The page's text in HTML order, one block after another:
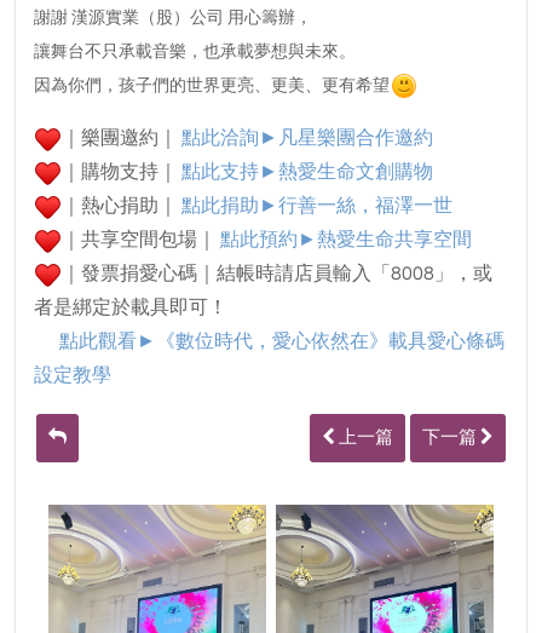
謝謝 漢源實業（股）公司 用心籌辦，
讓舞台不只承載音樂，也承載夢想與未來。
因為你們，孩子們的世界更亮、更美、更有希望
｜樂團邀約｜點此洽詢►凡星樂團合作邀約
｜購物支持｜
點此支持►熱愛生命文創購物
｜熱心捐助｜點此捐助►行善一絲，福澤一世
｜共享空間包場｜點此預約►熱愛生命共享空間
｜發票捐愛心碼｜結帳時請店員輸入「8008」，或
者是綁定於載具即可！
點此觀看►
《數位時代，愛心依然在》載具愛心條碼
設定教學
下一篇
上一篇